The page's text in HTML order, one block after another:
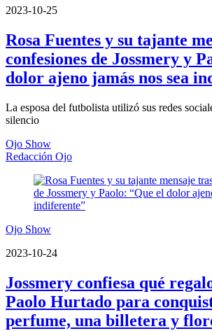
2023-10-25
Rosa Fuentes y su tajante
confesiones de Jossmery y
dolor ajeno jamás nos sea
La esposa del futbolista utilizó sus redes
silencio
Ojo Show
Redacción Ojo
Ojo Show
2023-10-24
Jossmery confiesa qué
Paolo Hurtado para
perfume, una billetera y